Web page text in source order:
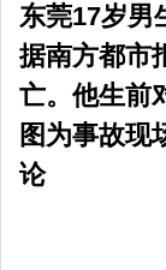
东莞17岁男
据南方都市
亡。他生前
图为事故现
论